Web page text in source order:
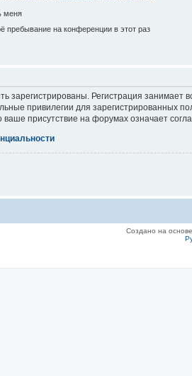
меня
пребывание на конференции в этот раз
Регистрация занимает
привилегии для зарегистрированных
присутствие на форумах означает
Создано на основе